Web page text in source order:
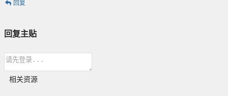
回复
回复主贴
相关资源